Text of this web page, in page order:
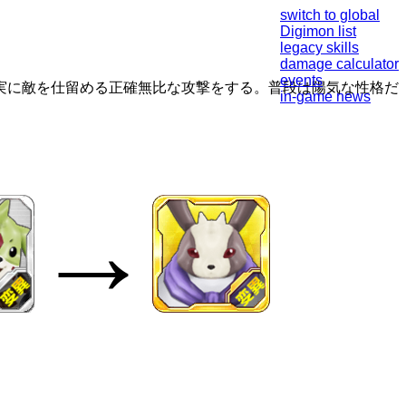
switch to global
Digimon list
legacy skills
damage calculator
events
in-game news
敵を仕留める正確無比な攻撃をする。普段は陽気な性格だ
→